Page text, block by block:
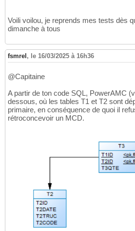
Voili voilou, je reprends mes tests dès
dimanche à tous
fsmrel, le 16/03/2025 à 16h36
@Capitaine
A partir de ton code SQL, PowerAMC
dessous, où les tables T1 et T2 sont
primaire, en conséquence de quoi il
rétroconcevoir un MCD.